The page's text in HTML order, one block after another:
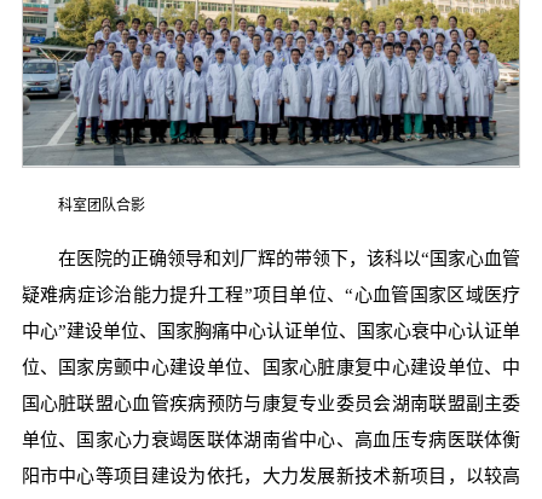
科室团队合影
在医院的正确领导和刘厂辉的带领下，该科以“国家心血管
疑难病症诊治能力提升工程”项目单位、“心血管国家区域医疗
中心”建设单位、国家胸痛中心认证单位、国家心衰中心认证单
位、国家房颤中心建设单位、国家心脏康复中心建设单位、中
国心脏联盟心血管疾病预防与康复专业委员会湖南联盟副主委
单位、国家心力衰竭医联体湖南省中心、高血压专病医联体衡
阳市中心等项目建设为依托，大力发展新技术新项目，以较高